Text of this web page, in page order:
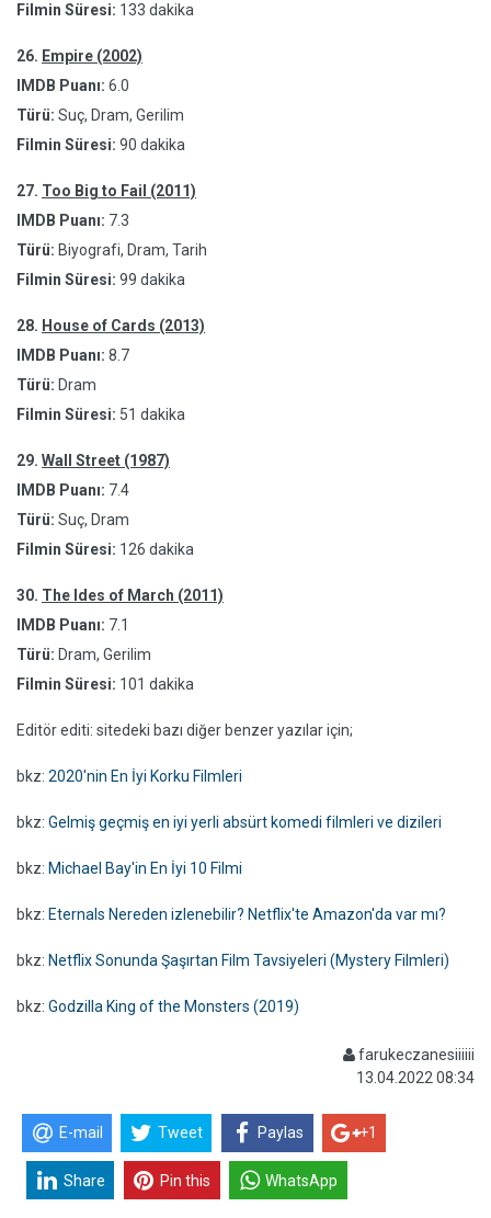
Filmin Süresi: 133 dakika
26. Empire (2002)
IMDB Puanı: 6.0
Türü: Suç, Dram, Gerilim
Filmin Süresi: 90 dakika
27. Too Big to Fail (2011)
IMDB Puanı: 7.3
Türü: Biyografi, Dram, Tarih
Filmin Süresi: 99 dakika
28. House of Cards (2013)
IMDB Puanı: 8.7
Türü: Dram
Filmin Süresi: 51 dakika
29. Wall Street (1987)
IMDB Puanı: 7.4
Türü: Suç, Dram
Filmin Süresi: 126 dakika
30. The Ides of March (2011)
IMDB Puanı: 7.1
Türü: Dram, Gerilim
Filmin Süresi: 101 dakika
Editör editi: sitedeki bazı diğer benzer yazılar için;
bkz: 2020'nin En İyi Korku Filmleri
bkz: Gelmiş geçmiş en iyi yerli absürt komedi filmleri ve dizileri
bkz: Michael Bay'in En İyi 10 Filmi
bkz: Eternals Nereden izlenebilir? Netflix'te Amazon'da var mı?
bkz: Netflix Sonunda Şaşırtan Film Tavsiyeleri (Mystery Filmleri)
bkz: Godzilla King of the Monsters (2019)
farukeczanesiiiiii
13.04.2022 08:34
E-mail Tweet Paylas +1
Share Pin this WhatsApp